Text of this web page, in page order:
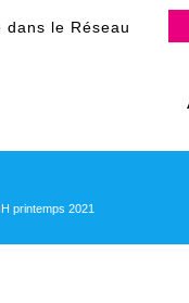
dans le Réseau
printemps 2021